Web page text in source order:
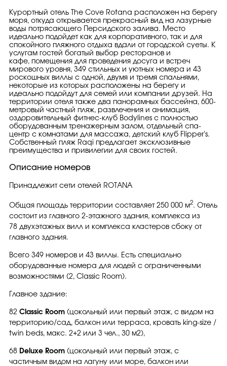
Курортный отель The Cove Rotana расположен на берегу
моря, откуда открывается прекрасный вид на лазурные
воды потрясающего Персидского залива. Место
идеально подойдет как для корпоративного, так и для
спокойного пляжного отдыха вдали от городской суеты. К
услугам гостей богатый выбор ресторанов и
кафе, помещения для проведения досуга и встреч
мирового уровня, 349 стильных и уютных номера и 43
роскошных виллы с одной, двумя и тремя спальнями,
некоторые из которых расположены на берегу и
идеально подойдут для семей или компании друзей. На
территории отеля также два панорамных бассейна, 600-
метровый частный пляж, развлечения и анимация,
оздоровительный фитнес-клуб Bodylines с полностью
оборудованным тренажерным залом, отдельный спа-
центр с комнатами для массажа, детский клуб Flipper’s.
Собственный пляж Raqi предлагает эксклюзивные
преимущества и привилегии для своих гостей.
Описание номеров
Принадлежит сети отелей ROTANA
Общая площадь территории составляет 250 000 м2. Отель
состоит из главного 2-этажного здания, комплекса из
78 двухэтажных вилл и комплекса кластеров сбоку от
главного здания.
Всего 349 номеров и 43 виллы. Есть специально
оборудованные номeра для людей с ограниченными
возможностями (2, Classic Room).
Главное здание:
82 Classic Room (цокольный или первый этаж, с видом на
территорию/сад, балкон или терраса, кровать king-size /
twin beds, макс. 2+2 или 3 чел., 30 м2),
68 Deluxe Room (цокольный или первый этаж, с
частичным видом на лагуну или море, балкон или